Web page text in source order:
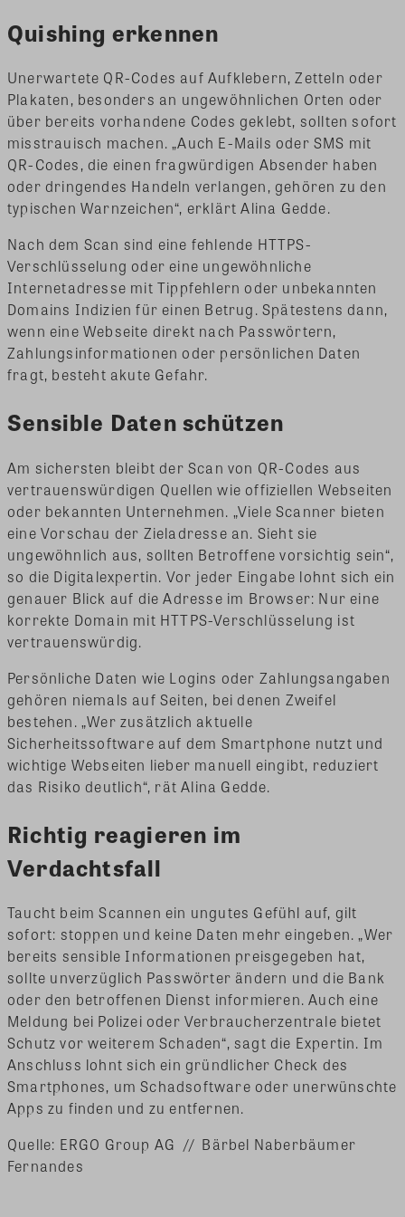
Quishing erkennen
Unerwartete QR-Codes auf Aufklebern, Zetteln oder
Plakaten, besonders an ungewöhnlichen Orten oder
über bereits vorhandene Codes geklebt, sollten sofort
misstrauisch machen. „Auch E-Mails oder SMS mit
QR-Codes, die einen fragwürdigen Absender haben
oder dringendes Handeln verlangen, gehören zu den
typischen Warnzeichen“, erklärt Alina Gedde.
Nach dem Scan sind eine fehlende HTTPS-
Verschlüsselung oder eine ungewöhnliche
Internetadresse mit Tippfehlern oder unbekannten
Domains Indizien für einen Betrug. Spätestens dann,
wenn eine Webseite direkt nach Passwörtern,
Zahlungsinformationen oder persönlichen Daten
fragt, besteht akute Gefahr.
Sensible Daten schützen
Am sichersten bleibt der Scan von QR-Codes aus
vertrauenswürdigen Quellen wie offiziellen Webseiten
oder bekannten Unternehmen. „Viele Scanner bieten
eine Vorschau der Zieladresse an. Sieht sie
ungewöhnlich aus, sollten Betroffene vorsichtig sein“,
so die Digitalexpertin. Vor jeder Eingabe lohnt sich ein
genauer Blick auf die Adresse im Browser: Nur eine
korrekte Domain mit HTTPS-Verschlüsselung ist
vertrauenswürdig.
Persönliche Daten wie Logins oder Zahlungsangaben
gehören niemals auf Seiten, bei denen Zweifel
bestehen. „Wer zusätzlich aktuelle
Sicherheitssoftware auf dem Smartphone nutzt und
wichtige Webseiten lieber manuell eingibt, reduziert
das Risiko deutlich“, rät Alina Gedde.
Richtig reagieren im
Verdachtsfall
Taucht beim Scannen ein ungutes Gefühl auf, gilt
sofort: stoppen und keine Daten mehr eingeben. „Wer
bereits sensible Informationen preisgegeben hat,
sollte unverzüglich Passwörter ändern und die Bank
oder den betroffenen Dienst informieren. Auch eine
Meldung bei Polizei oder Verbraucherzentrale bietet
Schutz vor weiterem Schaden“, sagt die Expertin. Im
Anschluss lohnt sich ein gründlicher Check des
Smartphones, um Schadsoftware oder unerwünschte
Apps zu finden und zu entfernen.
Quelle: ERGO Group AG // Bärbel Naberbäumer
Fernandes